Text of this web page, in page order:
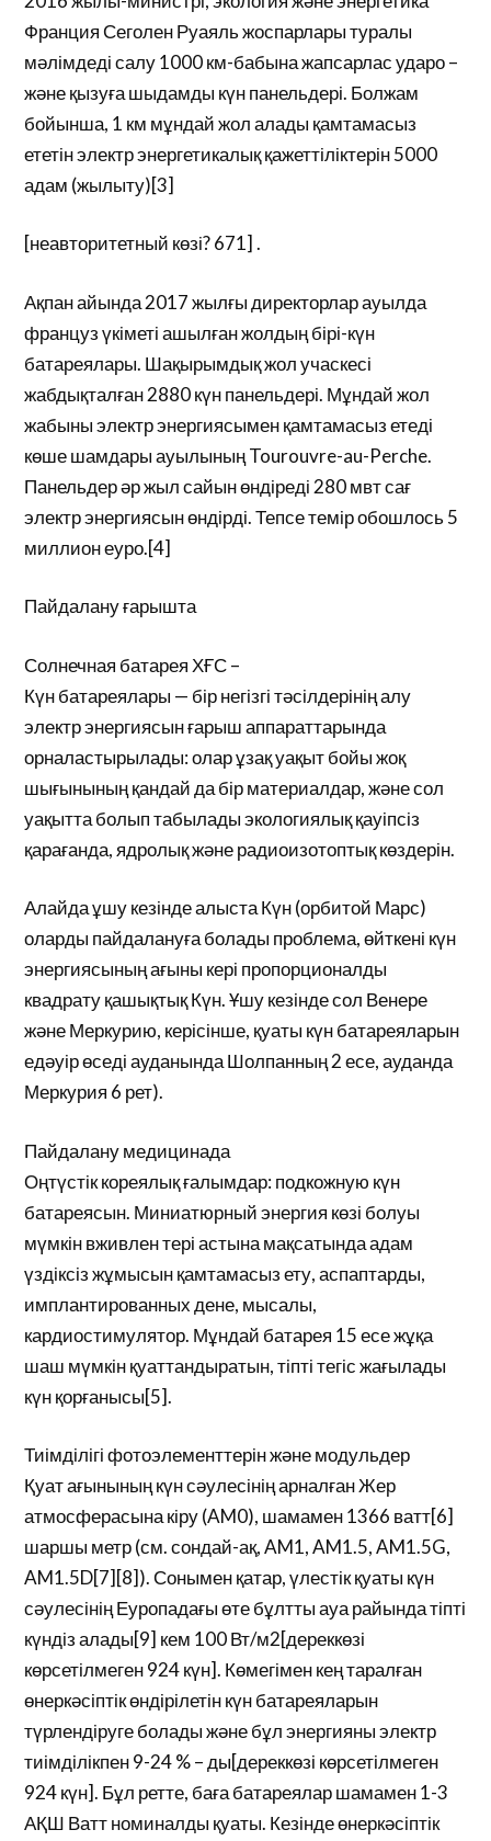
Франция Сеголен Руаяль жоспарлары туралы
мәлімдеді салу 1000 км-бабына жапсарлас ударо –
және қызуға шыдамды күн панельдері. Болжам
бойынша, 1 км мұндай жол алады қамтамасыз
ететін электр энергетикалық қажеттіліктерін 5000
адам (жылыту)[3]
[неавторитетный көзі? 671] .
Ақпан айында 2017 жылғы директорлар ауылда
француз үкіметі ашылған жолдың бірі-күн
батареялары. Шақырымдық жол учаскесі
жабдықталған 2880 күн панельдері. Мұндай жол
жабыны электр энергиясымен қамтамасыз етеді
көше шамдары ауылының Tourouvre-au-Perche.
Панельдер әр жыл сайын өндіреді 280 мвт сағ
электр энергиясын өндірді. Тепсе темір обошлось 5
миллион еуро.[4]
Пайдалану ғарышта
Солнечная батарея ХҒС –
Күн батареялары — бір негізгі тәсілдерінің алу
электр энергиясын ғарыш аппараттарында
орналастырылады: олар ұзақ уақыт бойы жоқ
шығынының қандай да бір материалдар, және сол
уақытта болып табылады экологиялық қауіпсіз
қарағанда, ядролық және радиоизотоптық көздерін.
Алайда ұшу кезінде алыста Күн (орбитой Марс)
оларды пайдалануға болады проблема, өйткені күн
энергиясының ағыны кері пропорционалды
квадрату қашықтық Күн. Ұшу кезінде сол Венере
және Меркурию, керісінше, қуаты күн батареяларын
едәуір өседі ауданында Шолпанның 2 есе, ауданда
Меркурия 6 рет).
Пайдалану медицинада
Оңтүстік кореялық ғалымдар: подкожную күн
батареясын. Миниатюрный энергия көзі болуы
мүмкін вживлен тері астына мақсатында адам
үздіксіз жұмысын қамтамасыз ету, аспаптарды,
имплантированных дене, мысалы,
кардиостимулятор. Мұндай батарея 15 есе жұқа
шаш мүмкін қуаттандыратын, тіпті тегіс жағылады
күн қорғанысы[5].
Тиімділігі фотоэлементтерін және модульдер
Қуат ағынының күн сәулесінің арналған Жер
атмосферасына кіру (AM0), шамамен 1366 ватт[6]
шаршы метр (см. сондай-ақ, AM1, AM1.5, AM1.5G,
AM1.5D[7][8]). Сонымен қатар, үлестік қуаты күн
сәулесінің Еуропадағы өте бұлтты ауа райында тіпті
күндіз алады[9] кем 100 Вт/м2[дереккөзі
көрсетілмеген 924 күн]. Көмегімен кең таралған
өнеркәсіптік өндірілетін күн батареяларын
түрлендіруге болады және бұл энергияны электр
тиімділікпен 9-24 % – ды[дереккөзі көрсетілмеген
924 күн]. Бұл ретте, баға батареялар шамамен 1-3
АҚШ Ватт номиналды қуаты. Кезінде өнеркәсіптік